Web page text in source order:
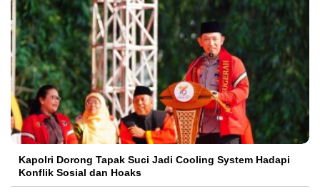
Kapolri Dorong Tapak Suci Jadi Cooling System Hadapi
Konflik Sosial dan Hoaks